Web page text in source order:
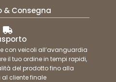
& Consegna
con veicoli all’avanguardia
il tuo ordine in tempi rapidi,
del prodotto fino alla
cliente finale